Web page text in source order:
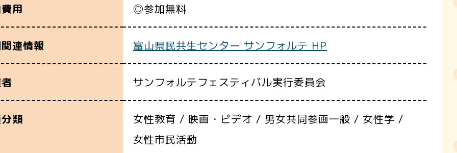
用 ◎参加無料
連情報 富山県民共生センター サンフォルテ HP
サンフォルテフェスティバル実行委員会
類
女性教育 / 映画・ビデオ / 男女共同参画一般 / 女性学 /
女性市民活動